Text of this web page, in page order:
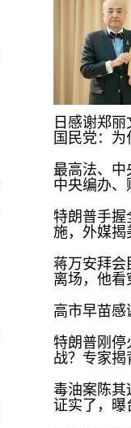
日感谢郑丽
国民党：为
最高法、中
中央编办、
特朗普手握
施，外媒揭
蒋万安拜会
离场，他看
高市早苗感
特朗普刚停
战？专家揭
毒油案陈其
证实了，曝